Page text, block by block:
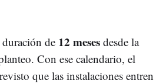
de 12 meses desde la
Con ese calendario, el
que las instalaciones entren